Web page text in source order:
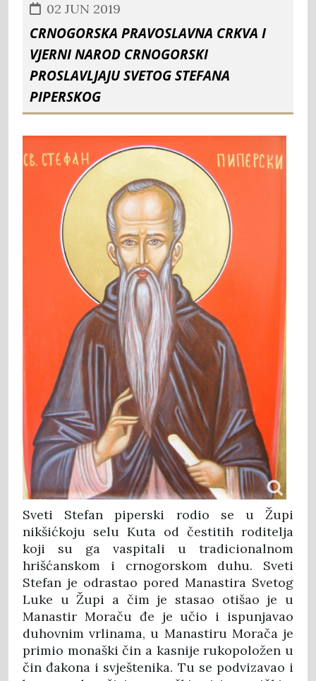
02 JUN 2019
CRNOGORSKA PRAVOSLAVNA CRKVA I
VJERNI NAROD CRNOGORSKI
PROSLAVLJAJU SVETOG STEFANA
PIPERSKOG
Sveti Stefan piperski rodio se u Župi
nikšićkoju selu Kuta od čestitih roditelja
koji su ga vaspitali u tradicionalnom
hrišćanskom i crnogorskom duhu. Sveti
Stefan je odrastao pored Manastira Svetog
Luke u Župi a čim je stasao otišao je u
Manastir Moraču đe je učio i ispunjavao
duhovnim vrlinama, u Manastiru Morača je
primio monaški čin a kasnije rukopoložen u
čin đakona i svještenika. Tu se podvizavao i